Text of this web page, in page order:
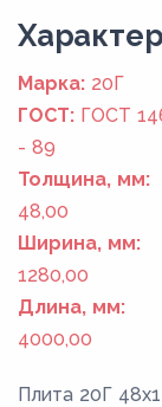
Марка: 20Г
ГОСТ: ГОСТ
- 89
Толщина, мм:
48,00
Ширина, мм:
1280,00
Длина, мм:
4000,00
Плита 20Г